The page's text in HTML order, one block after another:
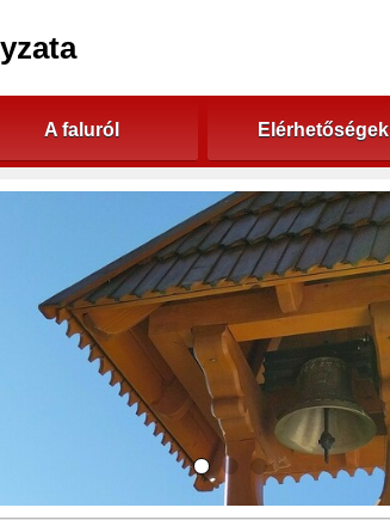
A faluról Elérhetőségek